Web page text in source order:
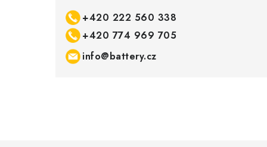
+420 222 560 338
+420 774 969 705
info@battery.cz